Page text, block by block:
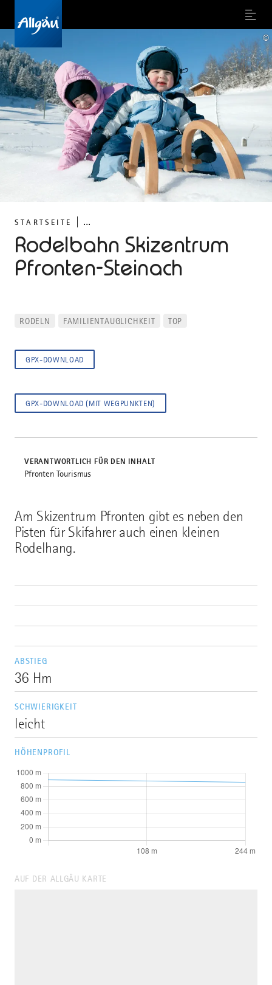
Menu
STARTSEITE ...
Rodelbahn Skizentrum
Pfronten-Steinach
©
Am Skizentrum Pfronten gibt es neben den
Pisten für Skifahrer auch einen kleinen
Rodelhang.
ABSTIEG
36 Hm
SCHWIERIGKEIT
leicht
HÖHENPROFIL
AUF DER ALLGÄU KARTE
RODELN FAMILIENTAUGLICHKEIT TOP
GPX-DOWNLOAD
GPX-DOWNLOAD (MIT WEGPUNKTEN)
VERANTWORTLICH FÜR DEN INHALT
Pfronten Tourismus